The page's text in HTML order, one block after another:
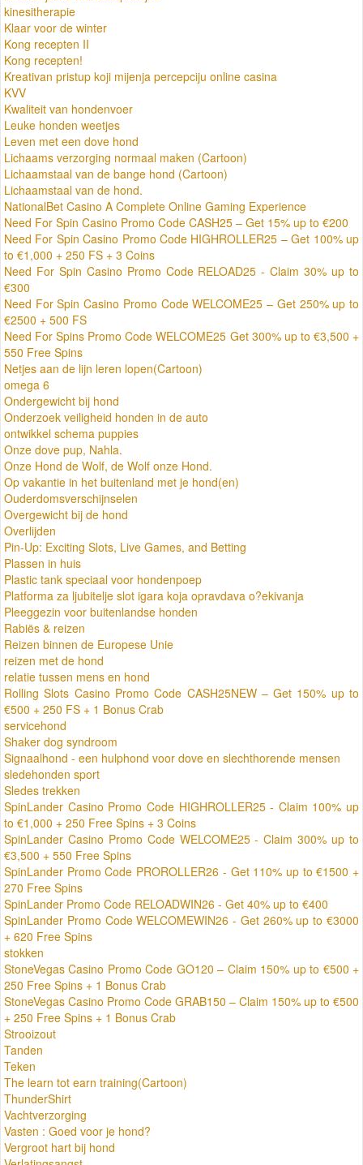
kinesitherapie
Klaar voor de winter
Kong recepten II
Kong recepten!
Kreativan pristup koji mijenja percepciju online casina
KVV
Kwaliteit van hondenvoer
Leuke honden weetjes
Leven met een dove hond
Lichaams verzorging normaal maken (Cartoon)
Lichaamstaal van de bange hond (Cartoon)
Lichaamstaal van de hond.
NationalBet Casino A Complete Online Gaming Experience
Need For Spin Casino Promo Code CASH25 – Get 15% up to €200
Need For Spin Casino Promo Code HIGHROLLER25 – Get 100% up
to €1,000 + 250 FS + 3 Coins
Need For Spin Casino Promo Code RELOAD25 - Claim 30% up to
€300
Need For Spin Casino Promo Code WELCOME25 – Get 250% up to
€2500 + 500 FS
Need For Spins Promo Code WELCOME25 Get 300% up to €3,500 +
550 Free Spins
Netjes aan de lijn leren lopen(Cartoon)
omega 6
Ondergewicht bij hond
Onderzoek veiligheid honden in de auto
ontwikkel schema puppies
Onze dove pup, Nahla.
Onze Hond de Wolf, de Wolf onze Hond.
Op vakantie in het buitenland met je hond(en)
Ouderdomsverschijnselen
Overgewicht bij de hond
Overlijden
Pin-Up: Exciting Slots, Live Games, and Betting
Plassen in huis
Plastic tank speciaal voor hondenpoep
Platforma za ljubitelje slot igara koja opravdava o?ekivanja
Pleeggezin voor buitenlandse honden
Rabiës & reizen
Reizen binnen de Europese Unie
reizen met de hond
relatie tussen mens en hond
Rolling Slots Casino Promo Code CASH25NEW – Get 150% up to
€500 + 250 FS + 1 Bonus Crab
servicehond
Shaker dog syndroom
Signaalhond - een hulphond voor dove en slechthorende mensen
sledehonden sport
Sledes trekken
SpinLander Casino Promo Code HIGHROLLER25 - Claim 100% up
to €1,000 + 250 Free Spins + 3 Coins
SpinLander Casino Promo Code WELCOME25 - Claim 300% up to
€3,500 + 550 Free Spins
SpinLander Promo Code PROROLLER26 - Get 110% up to €1500 +
270 Free Spins
SpinLander Promo Code RELOADWIN26 - Get 40% up to €400
SpinLander Promo Code WELCOMEWIN26 - Get 260% up to €3000
+ 620 Free Spins
stokken
StoneVegas Casino Promo Code GO120 – Claim 150% up to €500 +
250 Free Spins + 1 Bonus Crab
StoneVegas Casino Promo Code GRAB150 – Claim 150% up to €500
+ 250 Free Spins + 1 Bonus Crab
Strooizout
Tanden
Teken
The learn tot earn training(Cartoon)
ThunderShirt
Vachtverzorging
Vasten : Goed voor je hond?
Vergroot hart bij hond